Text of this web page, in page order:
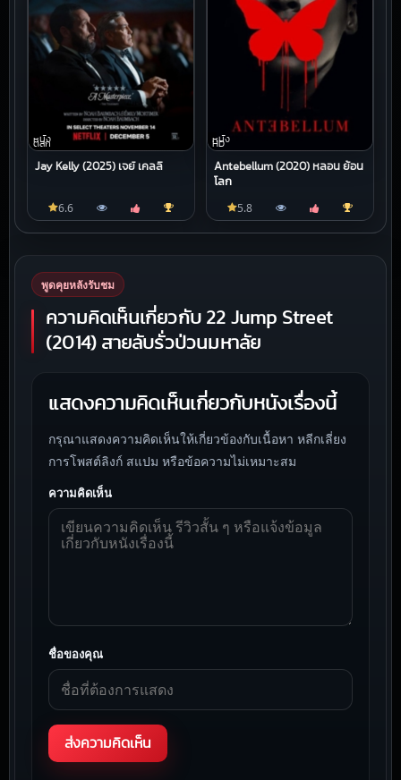
หนัง
ตลก
Jay Kelly (2025) เจย์ เคลลี
6.6
หนัง
HD
Antebellum (2020) หลอน ย้อน
โลก
5.8
พูดคุยหลังรับชม
ความคิดเห็นเกี่ยวกับ 22 Jump Street
(2014) สายลับรั่วป่วนมหาลัย
แสดงความคิดเห็นเกี่ยวกับหนังเรื่องนี้
กรุณาแสดงความคิดเห็นให้เกี่ยวข้องกับเนื้อหา หลีกเลี่ยง
การโพสต์ลิงก์ สแปม หรือข้อความไม่เหมาะสม
ความคิดเห็น
ชื่อของคุณ